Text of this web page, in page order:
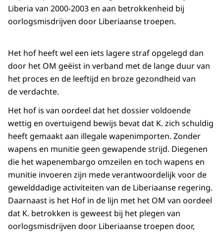
Liberia van 2000-2003 en aan betrokkenheid bij
oorlogsmisdrijven door Liberiaanse troepen.
Het hof heeft wel een iets lagere straf opgelegd dan
door het OM geëist in verband met de lange duur van
het proces en de leeftijd en broze gezondheid van
de verdachte.
Het hof is van oordeel dat het dossier voldoende
wettig en overtuigend bewijs bevat dat K. zich schuldig
heeft gemaakt aan illegale wapenimporten. Zonder
wapens en munitie geen gewapende strijd. Diegenen
die het wapenembargo omzeilen en toch wapens en
munitie invoeren zijn mede verantwoordelijk voor de
gewelddadige activiteiten van de Liberiaanse regering.
Daarnaast is het Hof in de lijn met het OM van oordeel
dat K. betrokken is geweest bij het plegen van
oorlogsmisdrijven door Liberiaanse troepen door,